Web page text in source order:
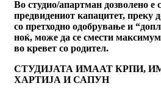
Во студио/апартман дозволено е
предвидениот капацитет, преку
со претходно одобрување и
ноќ, може да се смести
во кревет со родител.
СТУДИЈАТА ИМААТ КРПИ,
ХАРТИЈА И САПУН